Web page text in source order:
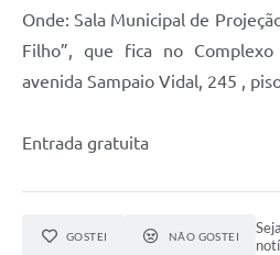
Onde: Sala Municipal de
Filho”, que fica no
avenida Sampaio Vidal, 245 ,
Entrada gratuita
GOSTEI NÃO GOSTEI